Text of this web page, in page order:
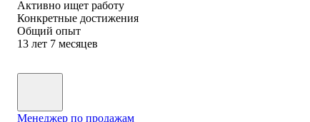
Активно ищет работу
Конкретные достижения
Общий опыт
13 лет 7 месяцев
Менеджер по продажам